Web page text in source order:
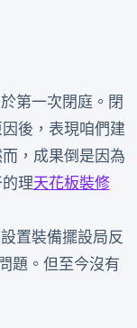
第一次閉庭。閉
後，表現咱們建
，成果倒是因為
理天花板裝修
置裝備擺設局反
題。但至今沒有